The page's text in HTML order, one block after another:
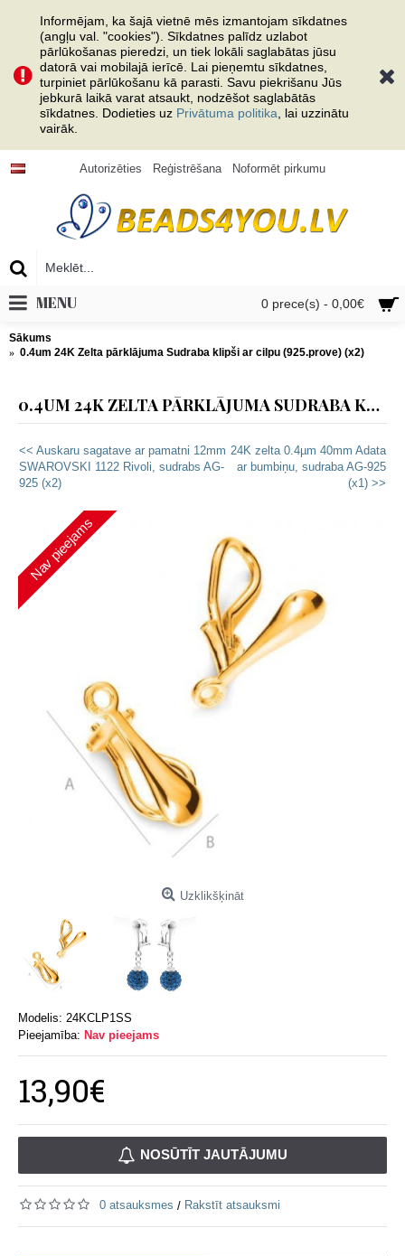
Informējam, ka šajā vietnē mēs izmantojam sīkdatnes
(angļu val. "cookies"). Sīkdatnes palīdz uzlabot
pārlūkošanas pieredzi, un tiek lokāli saglabātas jūsu
datorā vai mobilajā ierīcē. Lai pieņemtu sīkdatnes,
turpiniet pārlūkošanu kā parasti. Savu piekrišanu Jūs
jebkurā laikā varat atsaukt, nodzēšot saglabātās
sīkdatnes. Dodieties uz Privātuma politika , lai uzzinātu
vairāk.
Autorizēties Reģistrēšana Noformēt pirkumu
0 prece(s) - 0,00€
MENU
Sākums
0.4um 24K Zelta pārklājuma Sudraba klipši ar cilpu (925.prove) (x2)
0.4UM 24K ZELTA PĀRKLĀJUMA SUDRABA KLIPŠI AR CILPU (925.PROVE) (X2)
<< Auskaru sagatave ar pamatni 12mm
SWAROVSKI 1122 Rivoli, sudrabs AG-
925 (x2)
24K zelta 0.4µm 40mm Adata
ar bumbiņu, sudraba AG-925
(x1) >>
Nav pieejams
Uzklikšķināt
Modelis: 24KCLP1SS
Pieejamība: Nav pieejams
13,90€
NOSŪTĪT JAUTĀJUMU
0 atsauksmes / Rakstīt atsauksmi